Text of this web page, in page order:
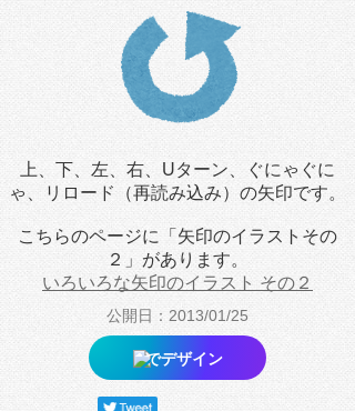
上、下、左、右、Uターン、ぐにゃぐに
ゃ、リロード（再読み込み）の矢印です。
こちらのページに「矢印のイラストその
２」があります。
いろいろな矢印のイラスト その２
公開日：2013/01/25
でデザイン